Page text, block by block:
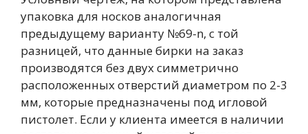
упаковка для носков аналогичная
предыдущему варианту №69-n, с той
разницей, что данные бирки на заказ
производятся без двух симметрично
расположенных отверстий диаметром по 2-3
мм, которые предназначены под игловой
пистолет. Если у клиента имеется в наличии